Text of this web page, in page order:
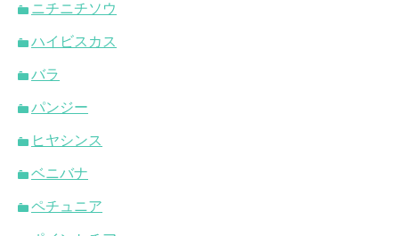
ニチニチソウ
ハイビスカス
バラ
パンジー
ヒヤシンス
ベニバナ
ペチュニア